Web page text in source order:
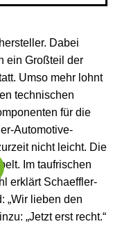
Dabei
ein Großteil der
Umso mehr lohnt
technischen
für die
Automotive-
nicht leicht. Die
Im taufrischen
erklärt Schaeffler-
„Wir lieben den
„Jetzt erst recht.“